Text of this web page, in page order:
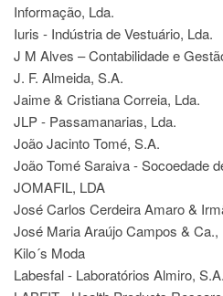
Informação, Lda.
Iuris - Indústria de Vestuário, Lda.
J M Alves – Contabilidade e
J. F. Almeida, S.A.
Jaime & Cristiana Correia, Lda.
JLP - Passamanarias, Lda.
João Jacinto Tomé, S.A.
João Tomé Saraiva - Socoedade
JOMAFIL, LDA
José Carlos Cerdeira Amaro &
José Maria Araújo Campos & Ca.,
Kilo´s Moda
Labesfal - Laboratórios Almiro, S.A.